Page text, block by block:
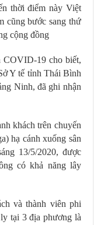
thời điểm này Việt
cũng bước sang thứ
cộng đồng
COVID-19 cho biết,
Y tế tỉnh Thái Bình
Ninh, đã ghi nhận
khách trên chuyến
hạ cánh xuống sân
13/5/2020, được
có khả năng lây
và thành viên phi
tại 3 địa phương là